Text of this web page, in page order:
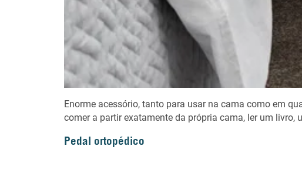
Enorme acessório, tanto para usar na cama como em
comer a partir exatamente da própria cama, ler um livro,
Pedal ortopédico